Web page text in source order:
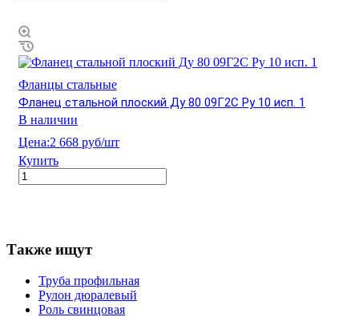
Фланцы стальные
Фланец стальной плоский Ду 80 09Г2С Ру 10 исп. 1
В наличии
Цена:2 668 руб/шт
Купить
Также ищут
Труба профильная
Рулон дюралевый
Роль свинцовая